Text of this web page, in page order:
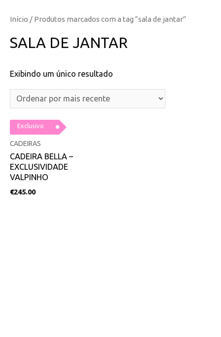
Início / Produtos marcados com a tag “sala de jantar”
SALA DE JANTAR
Exibindo um único resultado
Exclusivo
CADEIRAS
CADEIRA BELLA –
EXCLUSIVIDADE
VALPINHO
€245.00